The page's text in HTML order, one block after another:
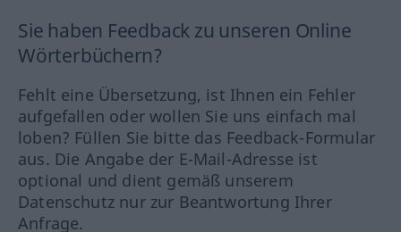
Sie haben Feedback zu unseren Online
Wörterbüchern?
Fehlt eine Übersetzung, ist Ihnen ein Fehler
aufgefallen oder wollen Sie uns einfach mal
loben? Füllen Sie bitte das Feedback-Formular
aus. Die Angabe der E-Mail-Adresse ist
optional und dient gemäß unserem
Datenschutz nur zur Beantwortung Ihrer
Anfrage.